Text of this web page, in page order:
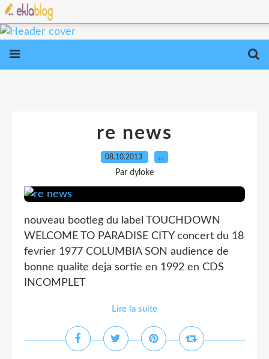
re news
08.10.2013 …
Par dyloke
nouveau bootleg du label TOUCHDOWN
WELCOME TO PARADISE CITY concert du 18
fevrier 1977 COLUMBIA SON audience de
bonne qualite deja sortie en 1992 en CDS
INCOMPLET
Lire la suite